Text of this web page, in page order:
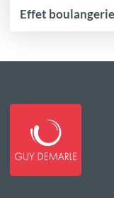
Effet